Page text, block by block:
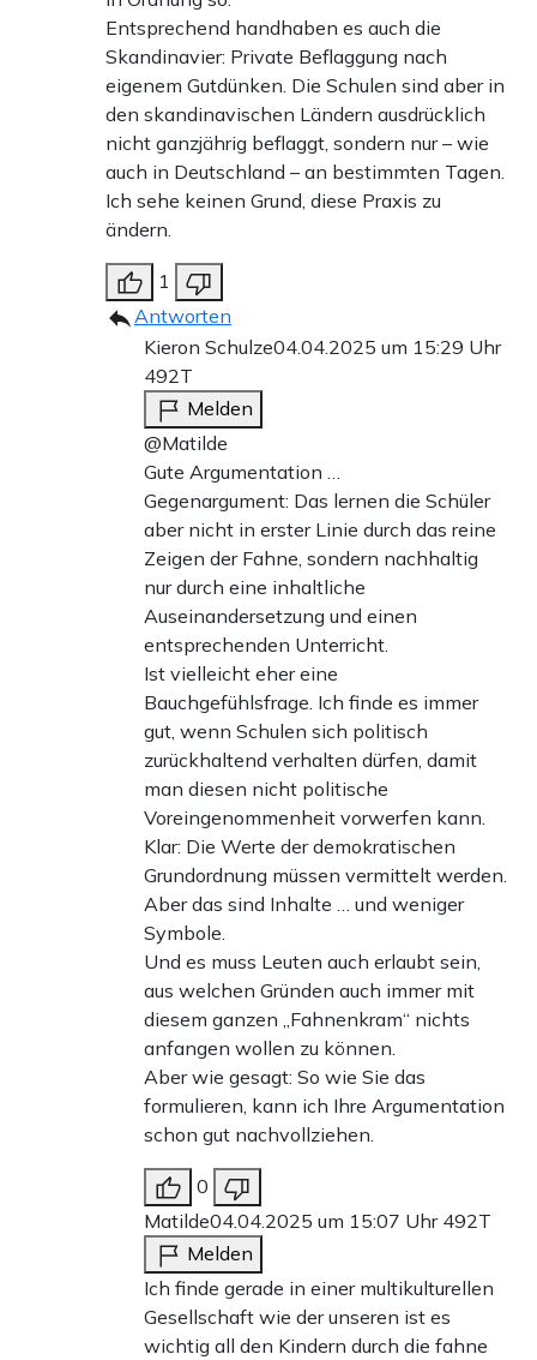
Entsprechend handhaben es auch die
Skandinavier: Private Beflaggung nach
eigenem Gutdünken. Die Schulen sind aber in
den skandinavischen Ländern ausdrücklich
nicht ganzjährig beflaggt, sondern nur – wie
auch in Deutschland – an bestimmten Tagen.
Ich sehe keinen Grund, diese Praxis zu
ändern.
1
Antworten
Kieron Schulze04.04.2025 um 15:29 Uhr
492T
Melden
@Matilde
Gute Argumentation …
Gegenargument: Das lernen die Schüler
aber nicht in erster Linie durch das reine
Zeigen der Fahne, sondern nachhaltig
nur durch eine inhaltliche
Auseinandersetzung und einen
entsprechenden Unterricht.
Ist vielleicht eher eine
Bauchgefühlsfrage. Ich finde es immer
gut, wenn Schulen sich politisch
zurückhaltend verhalten dürfen, damit
man diesen nicht politische
Voreingenommenheit vorwerfen kann.
Klar: Die Werte der demokratischen
Grundordnung müssen vermittelt werden.
Aber das sind Inhalte … und weniger
Symbole.
Und es muss Leuten auch erlaubt sein,
aus welchen Gründen auch immer mit
diesem ganzen „Fahnenkram“ nichts
anfangen wollen zu können.
Aber wie gesagt: So wie Sie das
formulieren, kann ich Ihre Argumentation
schon gut nachvollziehen.
0
Matilde04.04.2025 um 15:07 Uhr 492T
Melden
Ich finde gerade in einer multikulturellen
Gesellschaft wie der unseren ist es
wichtig all den Kindern durch die fahne